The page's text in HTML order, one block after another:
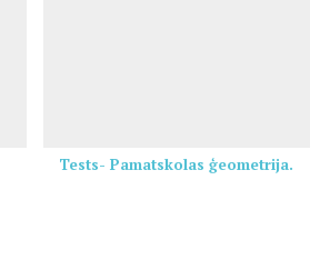
Tests- Pamatskolas ģeometrija.